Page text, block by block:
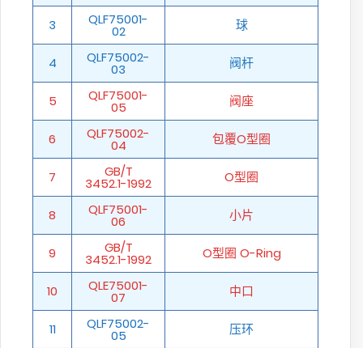
3 QLF75001-
02 球
4 QLF75002-
03 阀杆
5 QLF75001-
05 阀座
6 QLF75002-
04 包覆O型圈
7 GB/T
3452.1-1992 O型圈
8 QLF75001-
06 小片
9 GB/T
3452.1-1992 O型圈 O-Ring
10 QLE75001-
07 中口
11 QLF75002-
05 压环